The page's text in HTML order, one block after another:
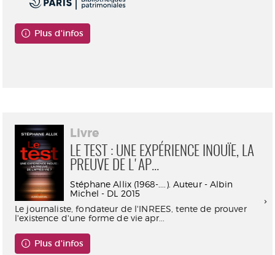
Plus d'infos
Livre
LE TEST : UNE EXPÉRIENCE INOUÏE, LA
PREUVE DE L'AP...
Stéphane Allix (1968-....). Auteur - Albin
Michel - DL 2015
Le journaliste, fondateur de l'INREES, tente de prouver
l'existence d'une forme de vie apr...
Plus d'infos